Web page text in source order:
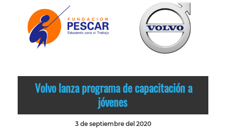
Volvo lanza programa de capacitación a
jóvenes
3 de septiembre del 2020